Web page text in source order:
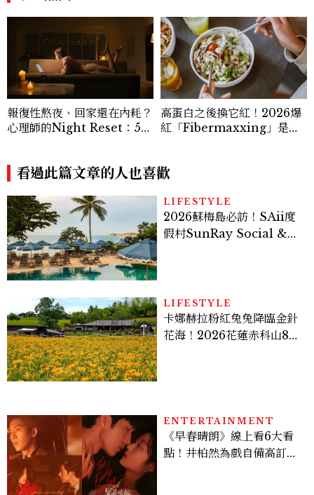
報復性熬夜、回家還在內耗？
心理師的Night Reset：5個
高蛋白之後換它紅！2026爆
紅「Fibermaxxing」是什
看過此篇文章的人也喜歡
LIFESTYLE
2026蘇梅島必訪！SAii度
假村SunRay Social &
LIFESTYLE
卡娜赫拉粉紅兔兔降臨金針
花海！2026花蓮赤科山8月
ENTERTAINMENT
《早春晴朗》線上看6大看
點！井柏然為戲自備高訂，